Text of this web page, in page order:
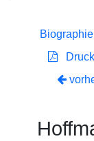
Biographie